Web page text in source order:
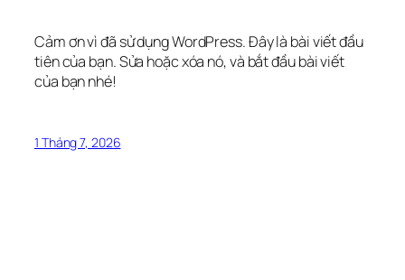
Cảm ơn vì đã sử dụng WordPress. Đây là bài viết đầu
tiên của bạn. Sửa hoặc xóa nó, và bắt đầu bài viết
của bạn nhé!
1 Tháng 7, 2026